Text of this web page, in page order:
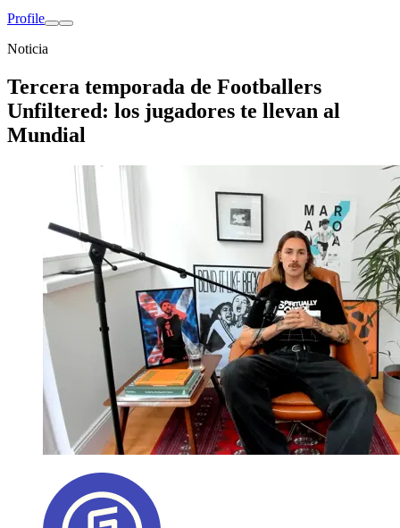
Profile
Noticia
Tercera temporada de Footballers
Unfiltered: los jugadores te llevan al
Mundial